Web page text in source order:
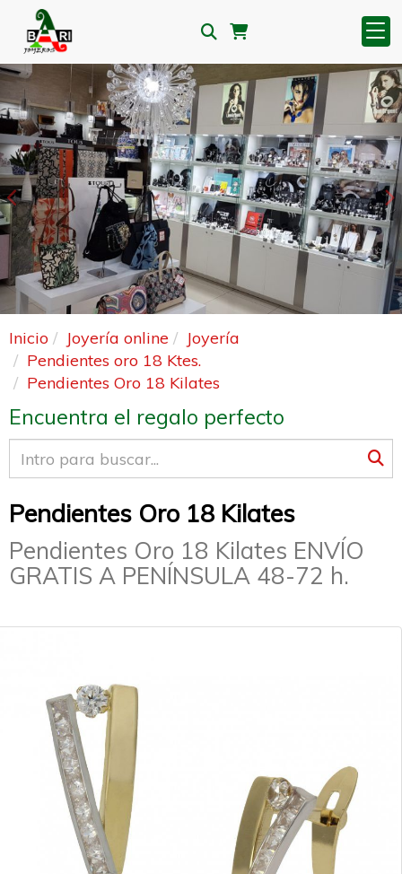
Anterior
Inicio Joyería online
Joyería
Pendientes oro 18 Ktes.
Pendientes Oro 18 Kilates
Encuentra el regalo perfecto
Pendientes Oro 18 Kilates
Pendientes Oro 18 Kilates ENVÍO
GRATIS A PENÍNSULA 48-72 h.